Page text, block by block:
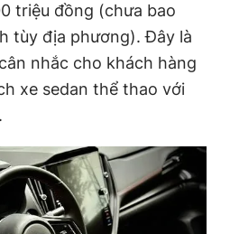
triệu đồng (chưa bao
tùy địa phương). Đây là
nhắc cho khách hàng
xe sedan thể thao với